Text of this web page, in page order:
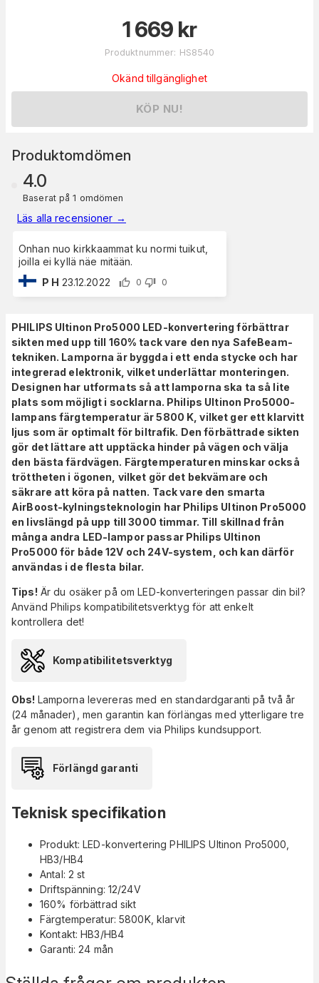
1 669 kr
Produktnummer: HS8540
Okänd tillgänglighet
KÖP NU!
Produktomdömen
4.0
Baserat på 1 omdömen
Läs alla recensioner →
Onhan nuo kirkkaammat ku normi tuikut,
joilla ei kyllä näe mitään.
P H 23.12.2022 0 0
PHILIPS Ultinon Pro5000 LED-konvertering förbättrar
sikten med upp till 160% tack vare den nya SafeBeam-
tekniken. Lamporna är byggda i ett enda stycke och har
integrerad elektronik, vilket underlättar monteringen.
Designen har utformats så att lamporna ska ta så lite
plats som möjligt i socklarna. Philips Ultinon Pro5000-
lampans färgtemperatur är 5800 K, vilket ger ett klarvitt
ljus som är optimalt för biltrafik. Den förbättrade sikten
gör det lättare att upptäcka hinder på vägen och välja
den bästa färdvägen. Färgtemperaturen minskar också
tröttheten i ögonen, vilket gör det bekvämare och
säkrare att köra på natten. Tack vare den smarta
AirBoost-kylningsteknologin har Philips Ultinon Pro5000
en livslängd på upp till 3000 timmar. Till skillnad från
många andra LED-lampor passar Philips Ultinon
Pro5000 för både 12V och 24V-system, och kan därför
användas i de flesta bilar.
Tips! Är du osäker på om LED-konverteringen passar din bil?
Använd Philips kompatibilitetsverktyg för att enkelt
kontrollera det!
Kompatibilitetsverktyg
Obs! Lamporna levereras med en standardgaranti på två år
(24 månader), men garantin kan förlängas med ytterligare tre
år genom att registrera dem via Philips kundsupport.
Förlängd garanti
Teknisk specifikation
Produkt: LED-konvertering PHILIPS Ultinon Pro5000,
HB3/HB4
Antal: 2 st
Driftspänning: 12/24V
160% förbättrad sikt
Färgtemperatur: 5800K, klarvit
Kontakt: HB3/HB4
Garanti: 24 mån